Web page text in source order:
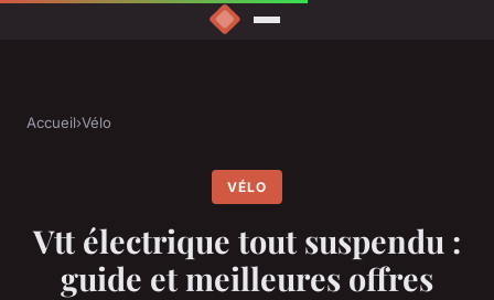
Accueil›Vélo
VÉLO
Vtt électrique tout suspendu :
guide et meilleures offres